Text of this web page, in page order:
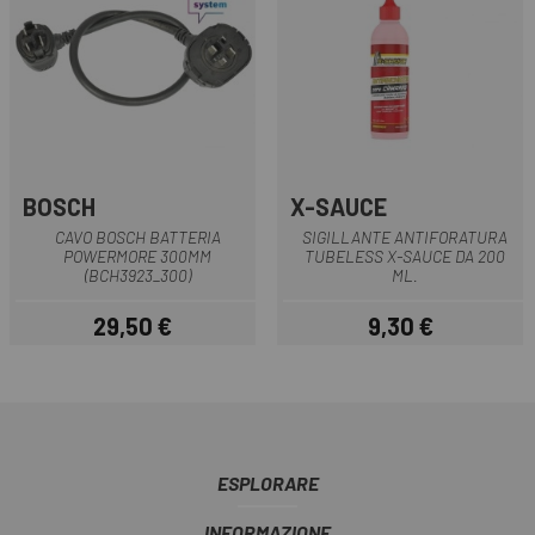
BOSCH
CAVO BOSCH BATTERIA
POWERMORE 300MM
(BCH3923_300)
Prezzo
29,50 €
X-SAUCE
SIGILLANTE ANTIFORATURA
TUBELESS X-SAUCE DA 200
ML.
Prezzo
9,30 €
ESPLORARE